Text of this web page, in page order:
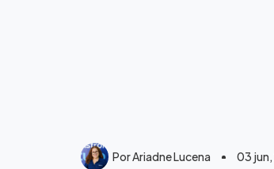
PorAriadne Lucena 03